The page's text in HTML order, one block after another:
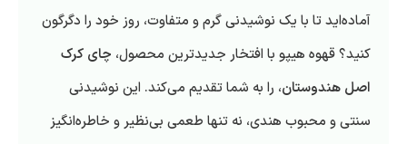
آماده‌اید تا با یک نوشیدنی گرم و متفاوت، روز خود را دگرگون
کنید؟ قهوه هیپو با افتخار جدیدترین محصول، چای کرک
اصل هندوستان، را به شما تقدیم می‌کند. این نوشیدنی
سنتی و محبوب هندی، نه تنها طعمی بی‌نظیر و خاطره‌انگیز